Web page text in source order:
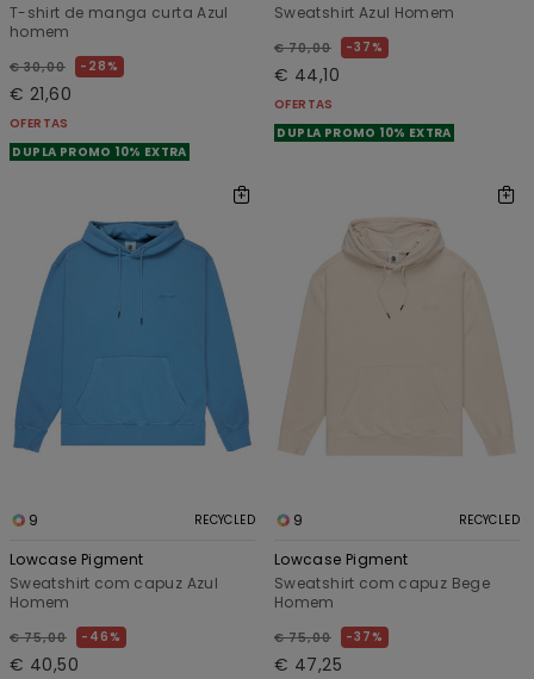
T-shirt de manga curta Azul
homem
€ 30,00 28%
€ 21,60
OFERTAS
DUPLA PROMO 10% EXTRA
Sweatshirt Azul Homem
€ 70,00 37%
€ 44,10
OFERTAS
DUPLA PROMO 10% EXTRA
9 RECYCLED
Lowcase Pigment
Sweatshirt com capuz Azul
Homem
€ 75,00 46%
€ 40,50
9 RECYCLED
Lowcase Pigment
Sweatshirt com capuz Bege
Homem
€ 75,00 37%
€ 47,25